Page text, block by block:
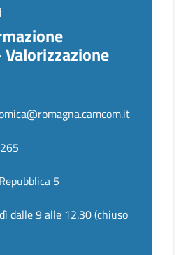
5
dalle 9 alle 12.30 (chiuso